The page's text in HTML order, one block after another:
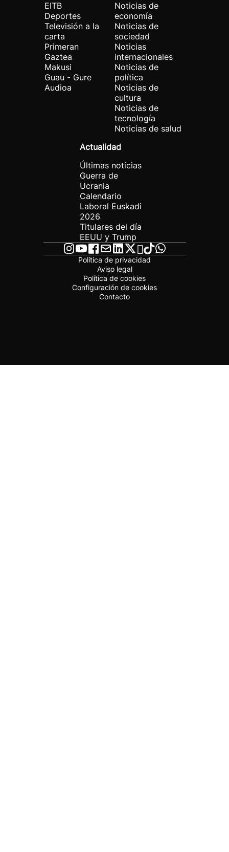
EITB
Deportes
Televisión a la
carta
Primeran
Gaztea
Makusi
Guau - Gure
Audioa
Noticias de
economía
Noticias de
sociedad
Noticias
internacionales
Noticias de
política
Noticias de
cultura
Noticias de
tecnología
Noticias de salud
Actualidad
Últimas noticias
Guerra de
Ucrania
Calendario
Laboral Euskadi
2026
Titulares del día
EEUU y Trump
Política de privacidad
Aviso legal
Política de cookies
Configuración de cookies
Contacto